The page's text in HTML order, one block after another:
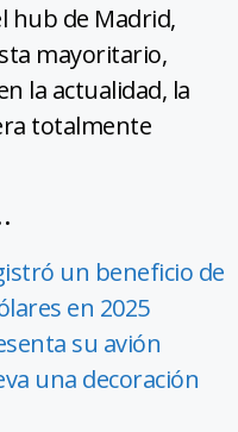
hub de Madrid,
mayoritario,
la actualidad, la
totalmente
un beneficio de
en 2025
su avión
una decoración